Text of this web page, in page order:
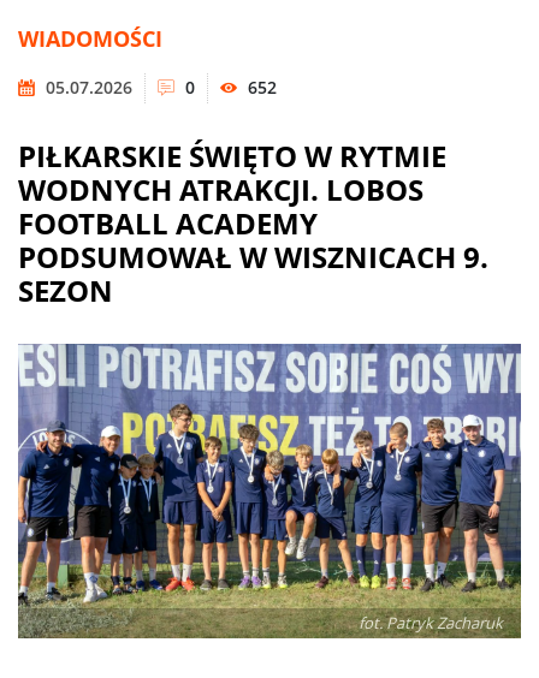
WIADOMOŚCI
05.07.2026 0 652
PIŁKARSKIE ŚWIĘTO W RYTMIE
WODNYCH ATRAKCJI. LOBOS
FOOTBALL ACADEMY
PODSUMOWAŁ W WISZNICACH 9.
SEZON
fot. Patryk Zacharuk